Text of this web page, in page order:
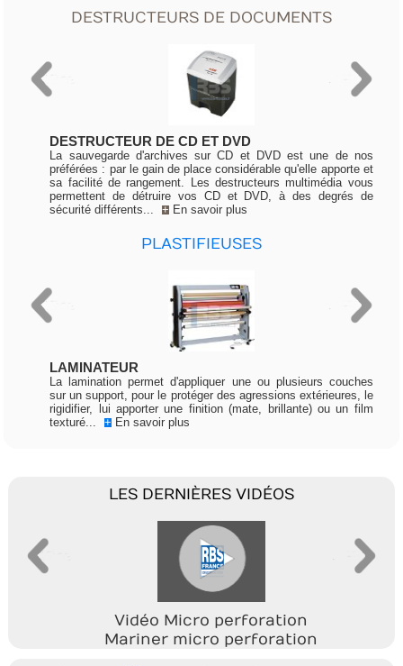
DESTRUCTEURS DE DOCUMENTS
DESTRUCTEUR DE CD ET DVD
La sauvegarde d'archives sur CD et DVD est une de nos
préférées : par le gain de place considérable qu'elle apporte et
sa facilité de rangement. Les destructeurs multimédia vous
permettent de détruire vos CD et DVD, à des degrés de
sécurité différents...
+ En savoir plus
PLASTIFIEUSES
LAMINATEUR
La lamination permet d'appliquer une ou plusieurs couches
sur un support, pour le protéger des agressions extérieures, le
rigidifier, lui apporter une finition (mate, brillante) ou un film
texturé...
+ En savoir plus
LES DERNIÈRES VIDÉOS
Vidéo Micro perforation
Mariner micro perforation